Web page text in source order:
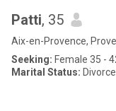
Patti, 35
Aix-en-Provence,
Seeking: Female 35 -
Marital Status: